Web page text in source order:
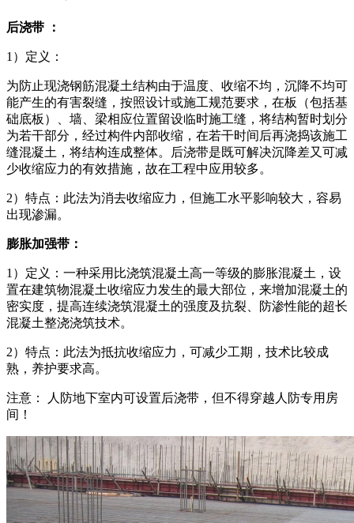
后浇带 ：
1）定义：
为防止现浇钢筋混凝土结构由于温度、收缩不均，沉降不均可
能产生的有害裂缝，按照设计或施工规范要求，在板（包括基
础底板）、墙、梁相应位置留设临时施工缝，将结构暂时划分
为若干部分，经过构件内部收缩，在若干时间后再浇捣该施工
缝混凝土，将结构连成整体。后浇带是既可解决沉降差又可减
少收缩应力的有效措施，故在工程中应用较多。
2）特点：此法为消去收缩应力，但施工水平影响较大，容易
出现渗漏。
膨胀加强带：
1）定义：一种采用比浇筑混凝土高一等级的膨胀混凝土，设
置在建筑物混凝土收缩应力发生的最大部位，来增加混凝土的
密实度，提高连续浇筑混凝土的强度及抗裂、防渗性能的超长
混凝土整浇浇筑技术。
2）特点：此法为抵抗收缩应力，可减少工期，技术比较成
熟，养护要求高。
注意： 人防地下室内可设置后浇带，但不得穿越人防专用房
间！